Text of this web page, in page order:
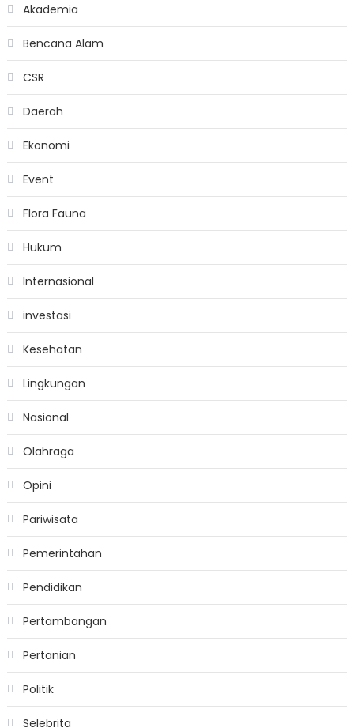
Akademia
Bencana Alam
CSR
Daerah
Ekonomi
Event
Flora Fauna
Hukum
Internasional
investasi
Kesehatan
Lingkungan
Nasional
Olahraga
Opini
Pariwisata
Pemerintahan
Pendidikan
Pertambangan
Pertanian
Politik
Selebrita